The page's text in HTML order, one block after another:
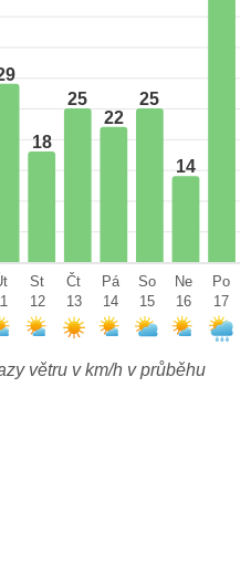
18
25
22
25
14
St
12
Čt
13
Pá
14
So
15
Ne
16
Po
17
větru v km/h v průběhu